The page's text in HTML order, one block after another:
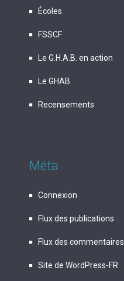
Écoles
FSSCF
Le G.H.A.B. en action
Le GHAB
Recensements
Méta
Connexion
Flux des publications
Flux des commentaires
Site de WordPress-FR